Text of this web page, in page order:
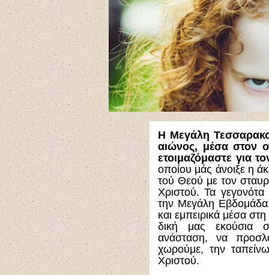
Η Μεγάλη
αιώνος, μέσα στον
ετοιμαζόμαστε για
οποίου μάς άνοιξε η
τού Θεού με τον
Χριστού. Τα γεγονότα
την Μεγάλη
και εμπειρικά μέσα
δική μας εκούσια
ανάσταση, να
χωρούμε, την
Χριστού.